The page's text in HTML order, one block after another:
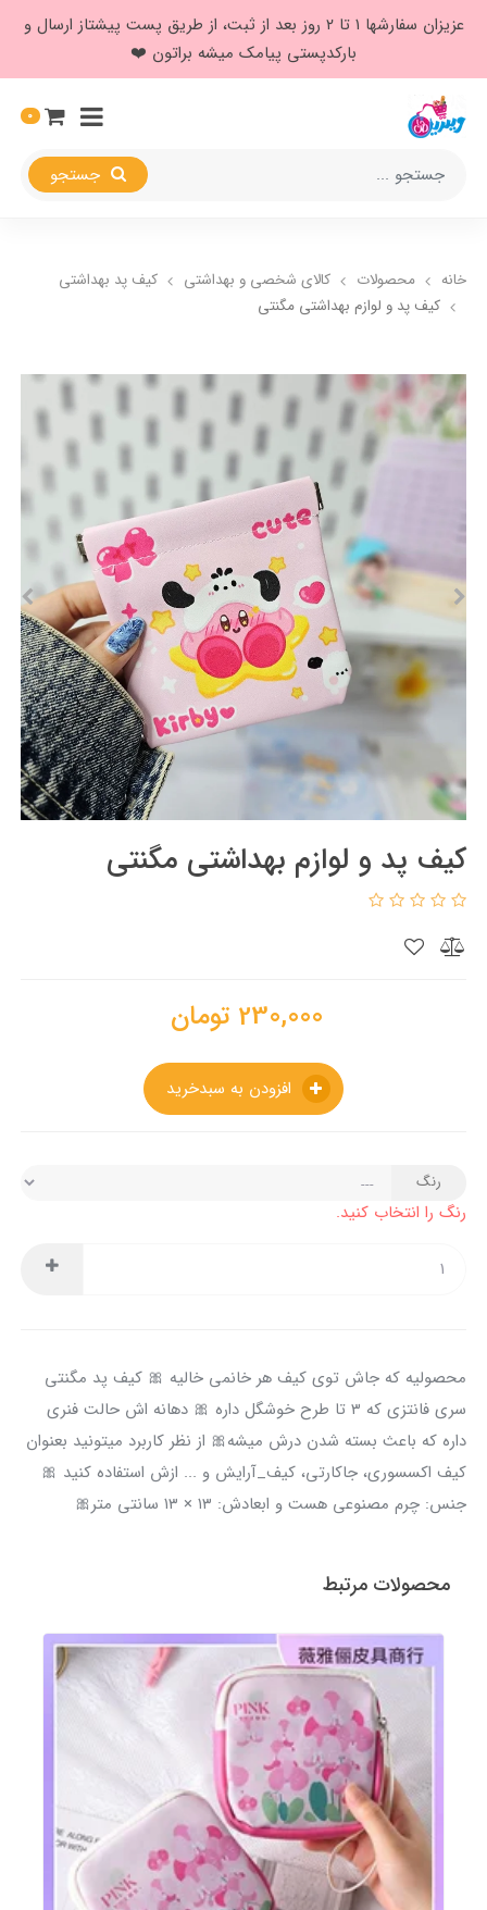
عزیزان سفارشها ۱ تا ۲ روز بعد از ثبت، از طریق پست پیشتاز ارسال و
بارکدپستی پیامک میشه براتون ❤️
0
خانه محصولات کالای شخصی و بهداشتی
کیف پد بهداشتی
کیف پد و لوازم بهداشتی مگنتی
کیف پد و لوازم بهداشتی مگنتی
230,000 تومان
رنگ
رنگ را انتخاب کنید.
محصولیه که جاش توی کیف هر خانمی خالیه 🎀 کیف پد مگنتی
سری فانتزی که ۳ تا طرح خوشگل داره 🎀 دهانه اش حالت فنری
داره که باعث بسته شدن درش میشه🎀 از نظر کاربرد میتونید بعنوان
کیف اکسسوری، جاکارتی، کیف_آرایش و ... ازش استفاده کنید 🎀
جنس: چرم مصنوعی هست و ابعادش: ۱۳ × ۱۳ سانتی متر🎀
محصولات مرتبط